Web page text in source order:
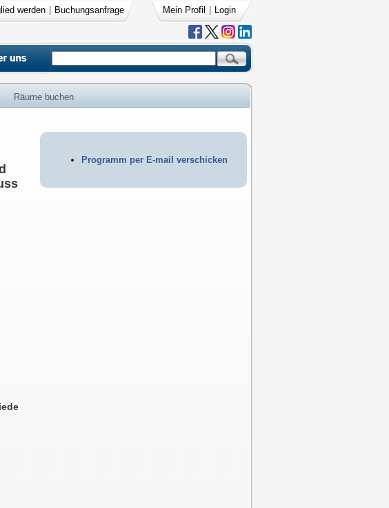
werden Buchungsanfrage Mein Profil Login
Räume buchen
Programm per E-mail verschicken